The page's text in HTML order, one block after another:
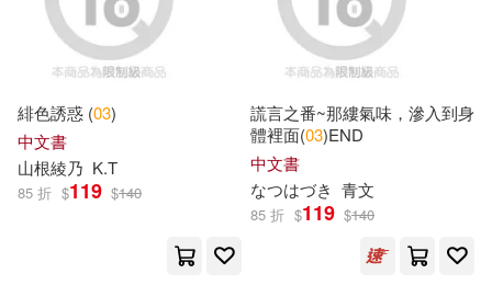
英國DK(10)
衛生福利部社區發展雜誌社(10)
（意）E.布索拉蒂等(10)
（美）約翰·R.埃里克森(10)
新潮社(16)
水星外文雜誌(16)
青島出版社(16)
緋色誘惑 (03)
中文書
山根綾乃 K.T
85 折 $119 $140
謊言之番~那縷氣味，滲入到身
體裡面(03)END
中文書
なつはづき 青文
85 折 $119 $140